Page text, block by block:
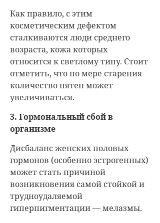
Как правило, с этим
косметическим дефектом
сталкиваются люди среднего
возраста, кожа которых
относится к светлому типу. Стоит
отметить, что по мере старения
количество пятен может
увеличиваться.
3. Гормональный сбой в
организме
Дисбаланс женских половых
гормонов (особенно эстрогенных)
может стать причиной
возникновения самой стойкой и
трудноудаляемой
гиперпигментации — мелазмы.